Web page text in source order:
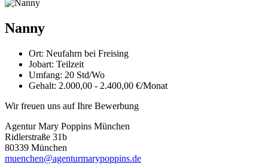
Nanny
Ort: Neufahrn bei Freising
Jobart: Teilzeit
Umfang: 20 Std/Wo
Gehalt: 2.000,00 - 2.400,00 €/Monat
Wir freuen uns auf Ihre Bewerbung
Agentur Mary Poppins München
Ridlerstraße 31b
80339 München
muenchen@agenturmarypoppins.de